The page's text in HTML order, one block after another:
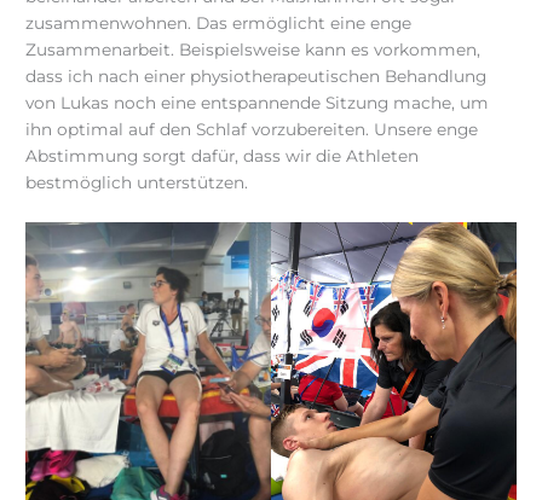
zusammenwohnen. Das ermöglicht eine enge
Zusammenarbeit. Beispielsweise kann es vorkommen,
dass ich nach einer physiotherapeutischen Behandlung
von Lukas noch eine entspannende Sitzung mache, um
ihn optimal auf den Schlaf vorzubereiten. Unsere enge
Abstimmung sorgt dafür, dass wir die Athleten
bestmöglich unterstützen.